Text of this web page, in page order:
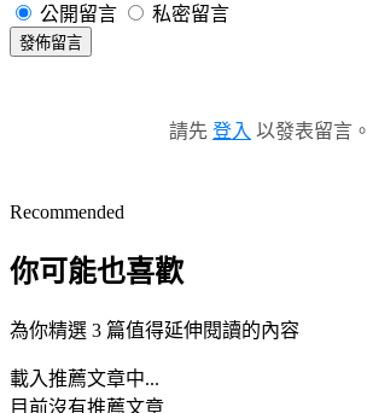
公開留言 私密留言
發佈留言
請先 登入 以發表留言。
Recommended
你可能也喜歡
為你精選 3 篇值得延伸閱讀的內容
載入推薦文章中...
目前沒有推薦文章